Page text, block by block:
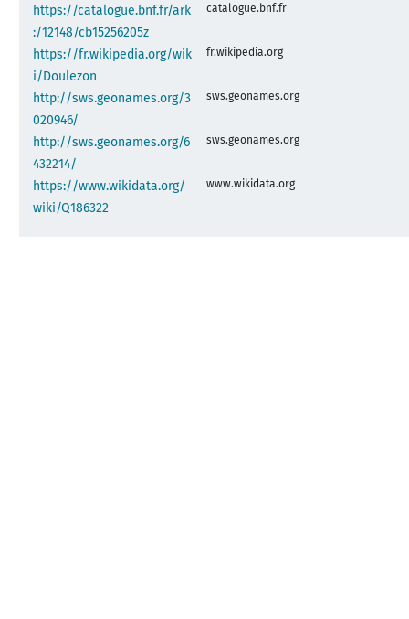
https://catalogue.bnf.fr/ark
:/12148/cb15256205z
catalogue.bnf.fr
https://fr.wikipedia.org/wik
i/Doulezon
fr.wikipedia.org
http://sws.geonames.org/3
020946/
sws.geonames.org
http://sws.geonames.org/6
432214/
sws.geonames.org
https://www.wikidata.org/
wiki/Q186322
www.wikidata.org